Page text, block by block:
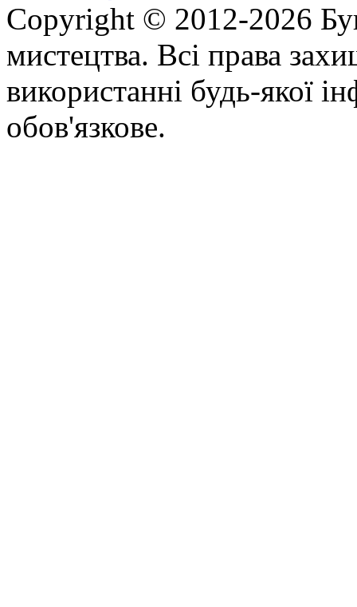
Copyright © 2012-2026
мистецтва. Всі права
використанні будь-якої
обов'язкове.